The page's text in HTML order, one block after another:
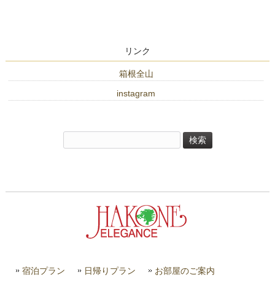
リンク
箱根全山
instagram
索:
宿泊プラン 日帰りプラン お部屋のご案内